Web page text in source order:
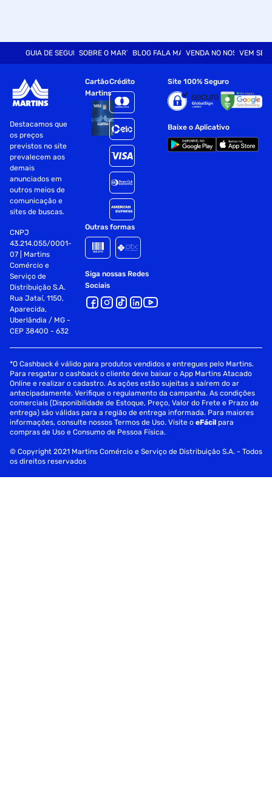
GUIA DE SEGURANÇASOBRE O MARTINSBLOG FALA MARTVENDA NO NOSSO SITE
VEM SER
Destacamos que
os preços
previstos no site
prevalecem aos
demais
anunciados em
outros meios de
comunicação e
sites de buscas.
CNPJ
43.214.055/0001-
07 | Martins
Comércio e
Serviço de
Distribuição S.A.
Rua Jataí, 1150,
Aparecida,
Uberlândia / MG -
CEP 38400 - 632
Cartão
Martins
Crédito
Outras formas
Siga nossas Redes
Sociais
Site 100% Seguro
Baixe o Aplicativo
*O Cashback é válido para produtos vendidos e entregues pelo Martins.
Para resgatar o cashback o cliente deve baixar o App Martins Atacado
Online e realizar o cadastro. As ações estão sujeitas a saírem do ar
antecipadamente. Verifique o regulamento da campanha. As condições
comerciais (Disponibilidade de Estoque, Preço, Valor do Frete e Prazo de
entrega) são válidas para a região de entrega informada. Para maiores
informações, consulte nossos Termos de Uso. Visite oeFácil para
compras de Uso e Consumo de Pessoa Física.
© Copyright 2021 Martins Comércio e Serviço de Distribuição S.A. - Todos
os direitos reservados